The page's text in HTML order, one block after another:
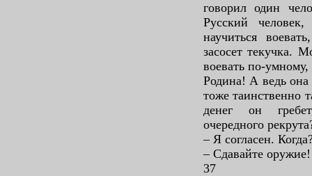
говорил один
Русский
научиться
засосет текучка.
воевать по-умному,
Родина! А ведь она
тоже таинственно
денег он
очередного
– Я согласен.
– Сдавайте
37